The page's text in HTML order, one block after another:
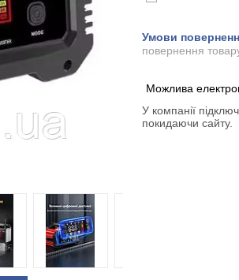
повернення
У компанії
покидаючи сайту.